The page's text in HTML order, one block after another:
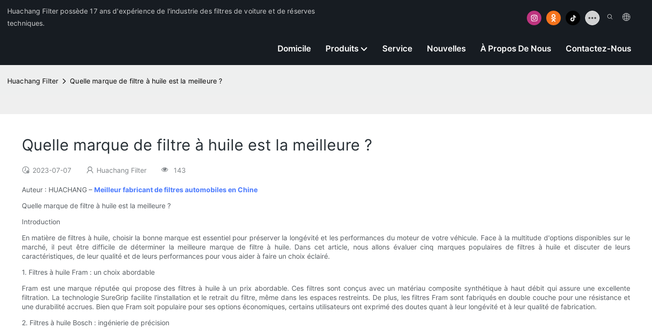
Huachang Filter possède 17 ans d'expérience de l'industrie des filtres de voiture et de réserves
techniques.
Domicile Produits Service Nouvelles À Propos De Nous Contactez-Nous
Huachang Filter Quelle marque de filtre à huile est la meilleure ?
Quelle marque de filtre à huile est la meilleure ?
2023-07-07 Huachang Filter 143
Auteur : HUACHANG – Meilleur fabricant de filtres automobiles en Chine
Quelle marque de filtre à huile est la meilleure ?
Introduction
En matière de filtres à huile, choisir la bonne marque est essentiel pour préserver la longévité et les performances du moteur de votre véhicule. Face à la multitude d'options disponibles sur le
marché, il peut être difficile de déterminer la meilleure marque de filtre à huile. Dans cet article, nous allons évaluer cinq marques populaires de filtres à huile et discuter de leurs
caractéristiques, de leur qualité et de leurs performances pour vous aider à faire un choix éclairé.
1. Filtres à huile Fram : un choix abordable
Fram est une marque réputée qui propose des filtres à huile à un prix abordable. Ces filtres sont conçus avec un matériau composite synthétique à haut débit qui assure une excellente
filtration. La technologie SureGrip facilite l'installation et le retrait du filtre, même dans les espaces restreints. De plus, les filtres Fram sont fabriqués en double couche pour une résistance et
une durabilité accrues. Bien que Fram soit populaire pour ses options économiques, certains utilisateurs ont exprimé des doutes quant à leur longévité et à leur qualité de fabrication.
2. Filtres à huile Bosch : ingénierie de précision